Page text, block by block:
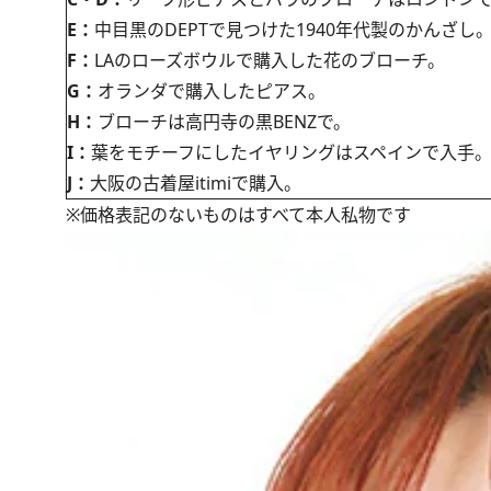
E： 中目黒のDEPTで見つけた1940年代製のかんざし
F： LAのローズボウルで購入した花のブローチ。
G： オランダで購入したピアス。
H： ブローチは高円寺の黒BENZで。
I： 葉をモチーフにしたイヤリングはスペインで入手。
J： 大阪の古着屋itimiで購入。
※価格表記のないものはすべて本人私物です